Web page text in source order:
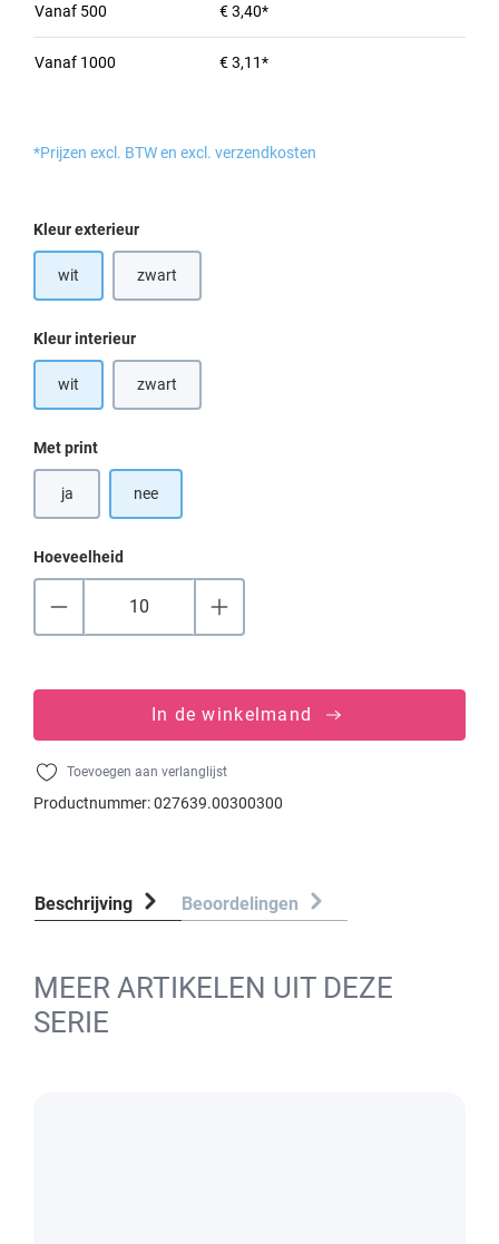
Vanaf 500 € 3,40*
Vanaf 1000 € 3,11*
*Prijzen excl. BTW en excl. verzendkosten
Selecteer
Kleur exterieur
wit zwart(Deze optie is momenteel niet beschikbaar.)
Selecteer
Kleur interieur
wit zwart(Deze optie is momenteel niet beschikbaar.)
Selecteer
Met print
ja nee
Hoeveelheid
In de winkelmand
Toevoegen aan verlanglijst
Productnummer:027639.00300300
Beschrijving Beoordelingen
MEER ARTIKELEN UIT DEZE
SERIE